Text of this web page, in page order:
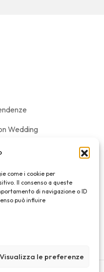
come i cookie per
Il consenso a queste
di navigazione o ID
può influire
Visualizza le preferenze
Wedding